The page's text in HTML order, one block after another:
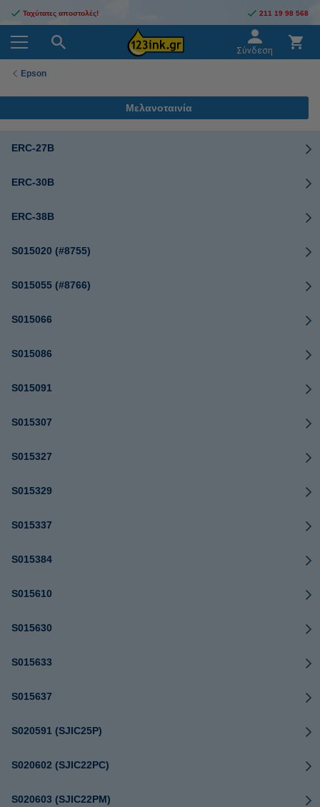
Ταχύτατες αποστολές! 211 19 98 568
Σύνδεση
Epson
Μελανοταινία
ERC-27B
ERC-30B
ERC-38B
S015020 (#8755)
S015055 (#8766)
S015066
S015086
S015091
S015307
S015327
S015329
S015337
S015384
S015610
S015630
S015633
S015637
S020591 (SJIC25P)
S020602 (SJIC22PC)
S020603 (SJIC22PM)